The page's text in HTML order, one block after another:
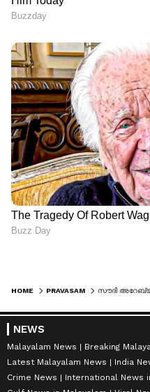
HOME PRAVASAM
NEWS
Malayalam News
Breaking
Latest Malayalam News
India
Crime News
International News